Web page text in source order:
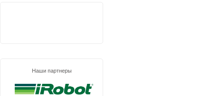
Наши партнеры